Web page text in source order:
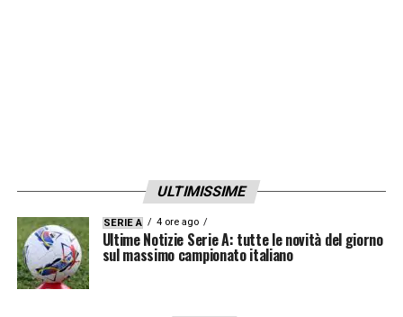
ULTIMISSIME
SERIE A 4 ore ago
Ultime Notizie Serie A: tutte le novità del giorno
sul massimo campionato italiano